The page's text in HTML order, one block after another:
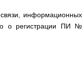
информационных
о регистрации ПИ №